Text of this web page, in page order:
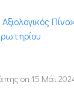
on 15 Μάι